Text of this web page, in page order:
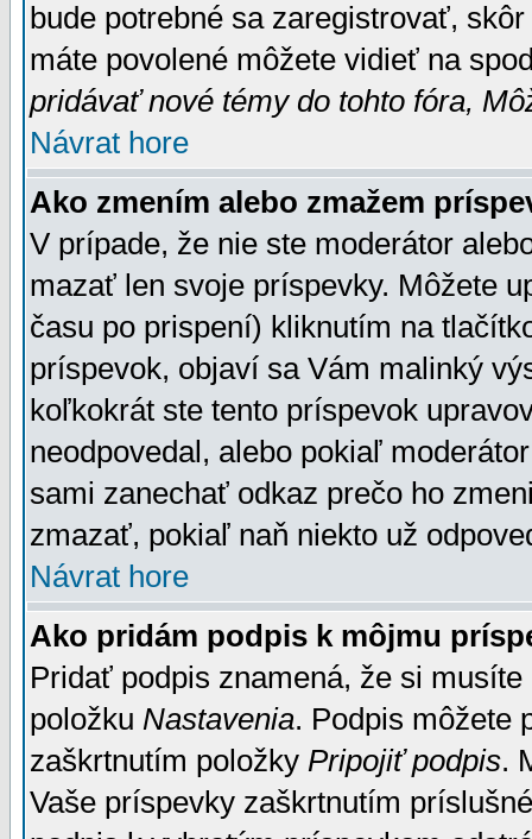
bude potrebné sa zaregistrovať,
máte povolené môžete vidieť na
pridávať nové témy do tohto fóra,
Návrat hore
Ako zmením alebo zmažem
V prípade, že nie ste moderátor
mazať len svoje príspevky. Môžete
času po prispení) kliknutím na
príspevok, objaví sa Vám malinký
koľkokrát ste tento príspevok
neodpovedal, alebo pokiaľ
sami zanechať odkaz prečo ho
zmazať, pokiaľ naň niekto už
Návrat hore
Ako pridám podpis k môjmu
Pridať podpis znamená, že si
položku Nastavenia. Podpis môžete
zaškrtnutím položky Pripojiť podpis.
Vaše príspevky zaškrtnutím